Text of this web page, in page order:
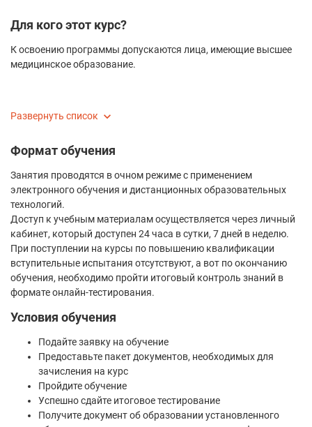
Для кого этот курс?
К освоению программы допускаются лица, имеющие высшее
медицинское образование.
Развернуть список
Формат обучения
Занятия проводятся в очном режиме с применением
электронного обучения и дистанционных образовательных
технологий.
Доступ к учебным материалам осуществляется через личный
кабинет, который доступен 24 часа в сутки, 7 дней в неделю.
При поступлении на курсы по повышению квалификации
вступительные испытания отсутствуют, а вот по окончанию
обучения, необходимо пройти итоговый контроль знаний в
формате онлайн-тестирования.
Условия обучения
Подайте заявку на обучение
Предоставьте пакет документов, необходимых для
зачисления на курс
Пройдите обучение
Успешно сдайте итоговое тестирование
Получите документ об образовании установленного